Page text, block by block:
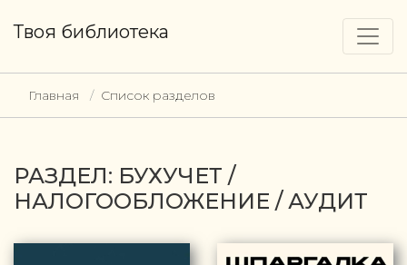
Твоя библиотека
Главная Список разделов
РАЗДЕЛ: БУХУЧЕТ /
НАЛОГООБЛОЖЕНИЕ / АУДИТ